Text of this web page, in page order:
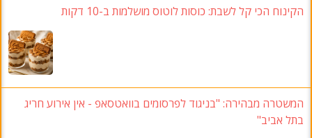
הקינוח הכי קל לשבת: כוסות לוטוס מושלמות ב-10 דקות
המשטרה מבהירה: "בניגוד לפרסומים בוואטסאפ - אין אירוע חריג
בתל אביב"